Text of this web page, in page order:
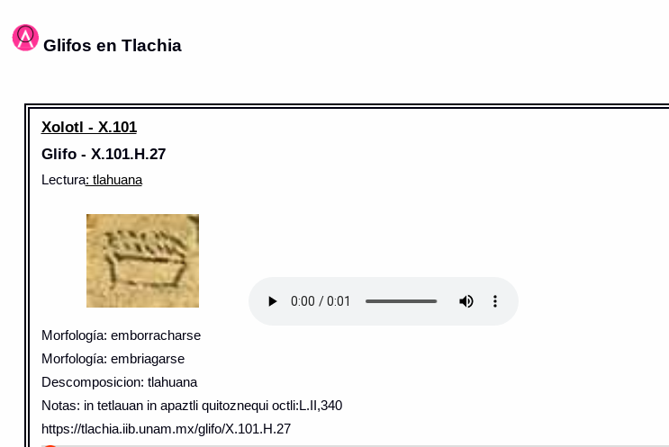
Glifos en Tlachia
Xolotl - X.101
Glifo - X.101.H.27
Lectura: tlahuana
Morfología: emborracharse
Morfología: embriagarse
Descomposicion: tlahuana
Notas: in tetlauan in apaztli quitoznequi octli:L.II,340
https://tlachia.iib.unam.mx/glifo/X.101.H.27